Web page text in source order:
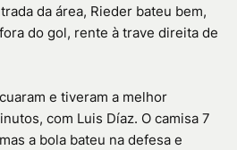
da área, Rieder bateu bem,
do gol, rente à trave direita de
e tiveram a melhor
com Luis Díaz. O camisa 7
a bola bateu na defesa e